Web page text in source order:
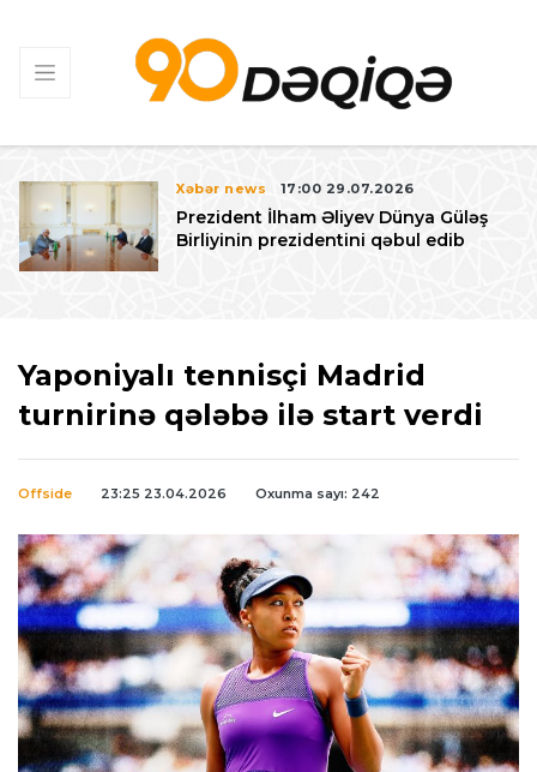
Xəbər news 17:00 29.07.2026
Prezident İlham Əliyev Dünya Güləş
Birliyinin prezidentini qəbul edib
Yaponiyalı tennisçi Madrid
turnirinə qələbə ilə start verdi
Offside 23:25 23.04.2026 Oxunma sayı: 242